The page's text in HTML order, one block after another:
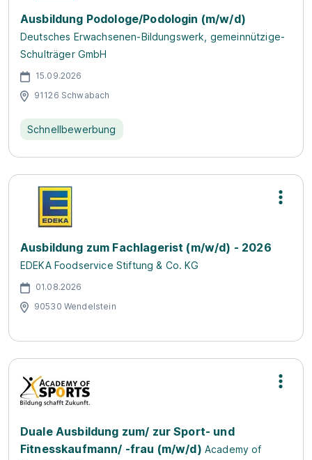
Ausbildung Podologe/Podologin (m/w/d)
Deutsches Erwachsenen-Bildungswerk, gemeinnützige-
Schulträger GmbH
15.09.2026
91126 Schwabach
Schnellbewerbung
Ausbildung zum Fachlagerist (m/w/d) - 2026
EDEKA Foodservice Stiftung & Co. KG
01.08.2026
90530 Wendelstein
Duale Ausbildung zum/ zur Sport- und
Fitnesskaufmann/ -frau (m/w/d) Academy of